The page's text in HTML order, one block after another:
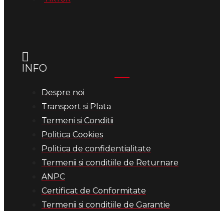
INFO
Despre noi
Transport si Plata
Termeni si Conditii
Politica Cookies
Politica de confidentialitate
Termenii si conditiile de Returnare
ANPC
Certificat de Conformitate
Termenii si conditiile de Garantie